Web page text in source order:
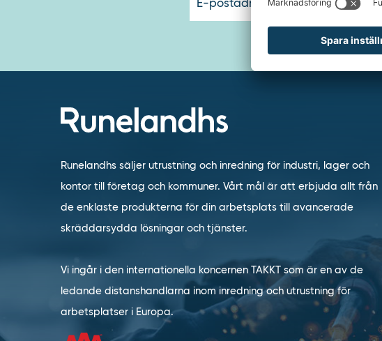
Runelandhs säljer utrustning och inredning för industri, lager och
kontor till företag och kommuner. Vårt mål är att erbjuda allt från
de enklaste produkterna för din arbetsplats till avancerade
skräddarsydda lösningar och tjänster.
Vi ingår i den internationella koncernen TAKKT som är en av de
ledande distanshandlarna inom inredning och utrustning för
arbetsplatser i Europa.